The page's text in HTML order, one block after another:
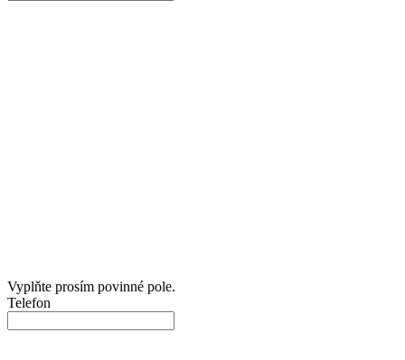
Vyplňte prosím povinné pole.
Telefon